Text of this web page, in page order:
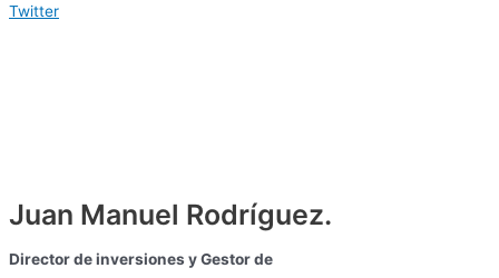
Twitter
Juan Manuel Rodríguez.
Director de inversiones y Gestor de